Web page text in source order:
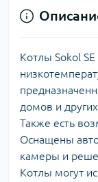
Котлы Sokol
домов и
Также есть
Оснащены
камеры и
Котлы могут